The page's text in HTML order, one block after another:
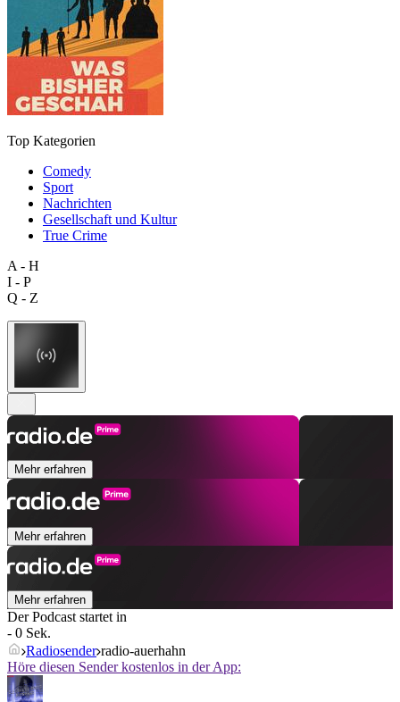
Top Kategorien
Comedy
Sport
Nachrichten
Gesellschaft und Kultur
True Crime
A - H
I - P
Q - Z
Mehr erfahren
Mehr erfahren
Mehr erfahren
Der Podcast startet in
- 0 Sek.
Radiosender radio-auerhahn
Höre diesen Sender kostenlos in der App: